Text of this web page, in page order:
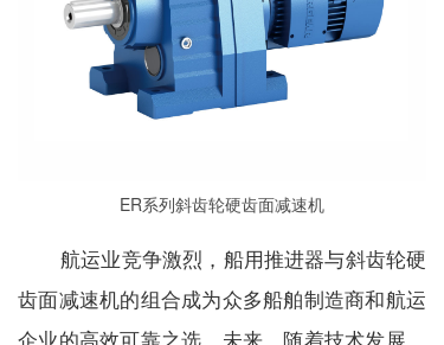
ER系列斜齿轮硬齿面减速机
航运业竞争激烈，船用推进器与斜齿轮硬
齿面减速机的组合成为众多船舶制造商和航运
企业的高效可靠之选。未来，随着技术发展，